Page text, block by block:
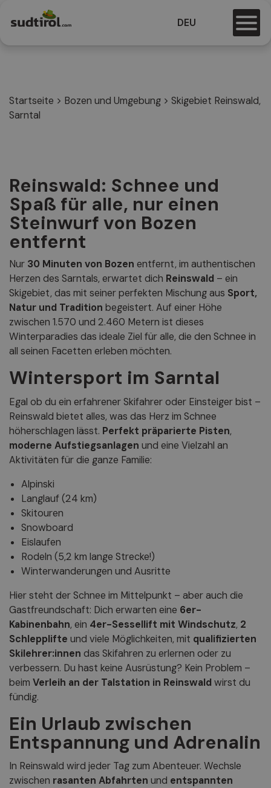
DEU
Startseite > Bozen und Umgebung > Skigebiet Reinswald,
Sarntal
Reinswald: Schnee und
Spaß für alle, nur einen
Steinwurf von Bozen
entfernt
Nur 30 Minuten von Bozen entfernt, im authentischen
Herzen des Sarntals, erwartet dich Reinswald – ein
Skigebiet, das mit seiner perfekten Mischung aus Sport,
Natur und Tradition begeistert. Auf einer Höhe
zwischen 1.570 und 2.460 Metern ist dieses
Winterparadies das ideale Ziel für alle, die den Schnee in
all seinen Facetten erleben möchten.
Wintersport im Sarntal
Egal ob du ein erfahrener Skifahrer oder Einsteiger bist –
Reinswald bietet alles, was das Herz im Schnee
höherschlagen lässt. Perfekt präparierte Pisten,
moderne Aufstiegsanlagen und eine Vielzahl an
Aktivitäten für die ganze Familie:
Alpinski
Langlauf (24 km)
Skitouren
Snowboard
Eislaufen
Rodeln (5,2 km lange Strecke!)
Winterwanderungen und Ausritte
Hier steht der Schnee im Mittelpunkt – aber auch die
Gastfreundschaft: Dich erwarten eine 6er-
Kabinenbahn, ein 4er-Sessellift mit Windschutz, 2
Schlepplifte und viele Möglichkeiten, mit qualifizierten
Skilehrer:innen das Skifahren zu erlernen oder zu
verbessern. Du hast keine Ausrüstung? Kein Problem –
beim Verleih an der Talstation in Reinswald wirst du
fündig.
Ein Urlaub zwischen
Entspannung und Adrenalin
In Reinswald wird jeder Tag zum Abenteuer. Wechsle
zwischen rasanten Abfahrten und entspannten